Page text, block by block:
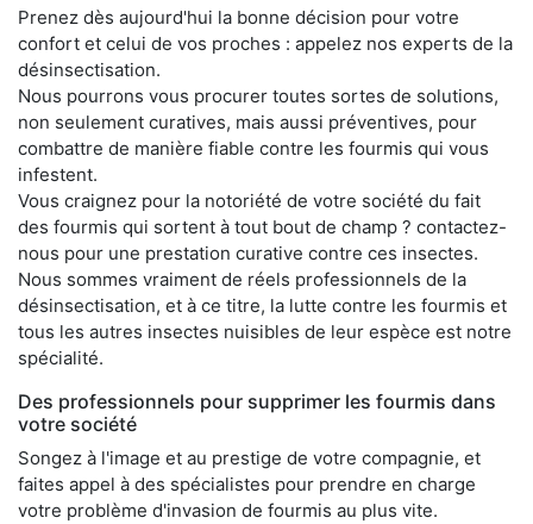
Prenez dès aujourd'hui la bonne décision pour votre
confort et celui de vos proches : appelez nos experts de la
désinsectisation.
Nous pourrons vous procurer toutes sortes de solutions,
non seulement curatives, mais aussi préventives, pour
combattre de manière fiable contre les fourmis qui vous
infestent.
Vous craignez pour la notoriété de votre société du fait
des fourmis qui sortent à tout bout de champ ? contactez-
nous pour une prestation curative contre ces insectes.
Nous sommes vraiment de réels professionnels de la
désinsectisation, et à ce titre, la lutte contre les fourmis et
tous les autres insectes nuisibles de leur espèce est notre
spécialité.
Des professionnels pour supprimer les fourmis dans
votre société
Songez à l'image et au prestige de votre compagnie, et
faites appel à des spécialistes pour prendre en charge
votre problème d'invasion de fourmis au plus vite.